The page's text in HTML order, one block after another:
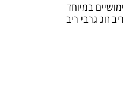
במיוחד
מוצצים כובע ריב זוג גרבי ריב